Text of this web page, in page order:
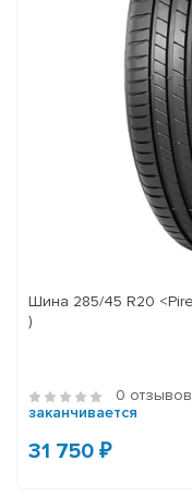
Шина 285/45 R20
)
0 отзывов
заканчивается
31 750 ₽